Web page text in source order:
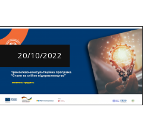
20/10/2022